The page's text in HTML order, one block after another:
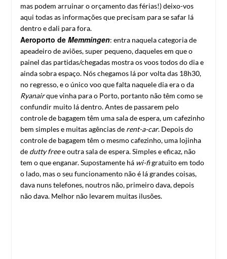
mas podem arruinar o orçamento das férias!) deixo-vos
aqui todas as informações que precisam para se safar lá
dentro e dali para fora.
Aeroporto de Memmingen: entra naquela categoria de
apeadeiro de aviões, super pequeno, daqueles em que o
painel das partidas/chegadas mostra os voos todos do dia e
ainda sobra espaço. Nós chegamos lá por volta das 18h30,
no regresso, e o único voo que falta naquele dia era o da
Ryanairque vinha para o Porto, portanto não têm como se
confundir muito lá dentro. Antes de passarem pelo
controle de bagagem têm uma sala de espera, um cafezinho
bem simples e muitas agências de rent-a-car. Depois do
controle de bagagem têm o mesmo cafezinho, uma lojinha
de dutty freee outra sala de espera. Simples e eficaz, não
tem o que enganar. Supostamente há wi-figratuito em todo
o lado, mas o seu funcionamento não é lá grandes coisas,
dava nuns telefones, noutros não, primeiro dava, depois
não dava. Melhor não levarem muitas ilusões.